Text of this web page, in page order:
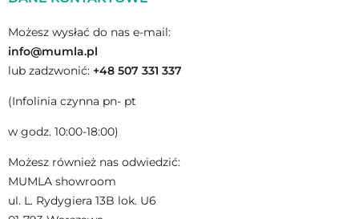
Możesz wysłać do nas e-mail:
info@mumla.pl
lub zadzwonić: +48 507 331 337
(Infolinia czynna pn- pt
w godz. 10:00-18:00)
Możesz również nas odwiedzić:
MUMLA showroom
ul. L. Rydygiera 13B lok. U6